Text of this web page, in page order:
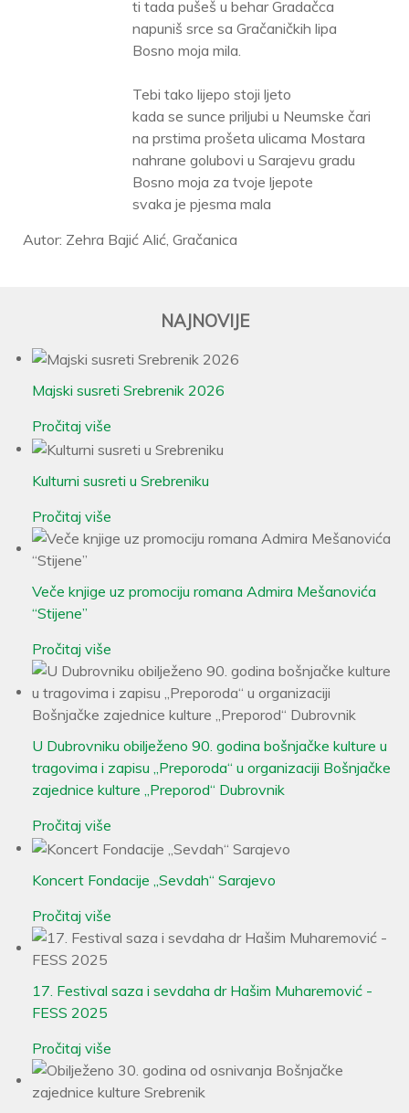
ti tada pušeš u behar Gradačca
napuniš srce sa Gračaničkih lipa
Bosno moja mila.
Tebi tako lijepo stoji ljeto
kada se sunce priljubi u Neumske čari
na prstima prošeta ulicama Mostara
nahrane golubovi u Sarajevu gradu
Bosno moja za tvoje ljepote
svaka je pjesma mala
Autor: Zehra Bajić Alić, Gračanica
NAJNOVIJE
Majski susreti Srebrenik 2026
Pročitaj više
Kulturni susreti u Srebreniku
Pročitaj više
Veče knjige uz promociju romana Admira Mešanovića
“Stijene”
Pročitaj više
U Dubrovniku obilježeno 90. godina bošnjačke kulture u
tragovima i zapisu „Preporoda“ u organizaciji Bošnjačke
zajednice kulture „Preporod“ Dubrovnik
Pročitaj više
Koncert Fondacije „Sevdah“ Sarajevo
Pročitaj više
17. Festival saza i sevdaha dr Hašim Muharemović -
FESS 2025
Pročitaj više